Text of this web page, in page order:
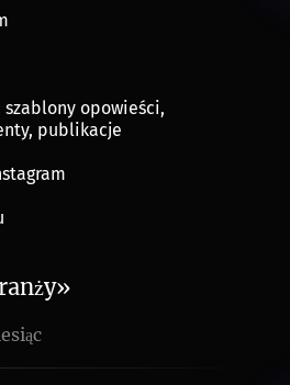
opowieści,
publikacje